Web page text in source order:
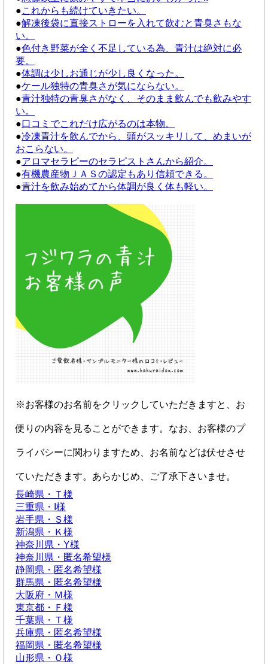
●これからも続けていきたい。
●解凍後袋に直接ストローを入れて飲むと青臭さもな
い。
●色付き野菜が全く不足している為、青汁は絶対に必
要。
●体調は少しお通じが少し良くなった。
●ケール独特の青臭さが気にならない。
●青汁独特の青臭さがなく、そのまま飲んでも飲みやす
い。
●口コミでこれだけ広がるのは本物。
●冷凍青汁を飲んでから、頭がスッキリして、めまいが
おこらない。
●アロマセラピーのセラピストさんから紹介。
●有機農産物ＪＡＳの認定もあり信頼できる。
●青汁を飲み始めてから体調が良く体も軽い。
※お客様のお名前をクリックしていただきますと、お
便りの内容を見ることができます。なお、お客様のプ
ライバシーに関わりますため、お名前などは伏せさせ
ていただきます。あらかじめ、ご了承下さいませ。
長崎県・Ｔ様
三重県・I様
岩手県・Ｓ様
新潟県・Ｋ様
神奈川県・Y様
神奈川県・匿名希望様
静岡県・匿名希望様
群馬県・匿名希望様
大阪府・Ｍ様
東京都・Ｆ様
千葉県・Ｔ様
兵庫県・匿名希望様
福岡県・匿名希望様
山形県・Ｏ様